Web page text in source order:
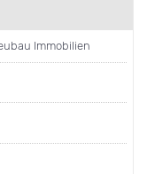
Immobilien